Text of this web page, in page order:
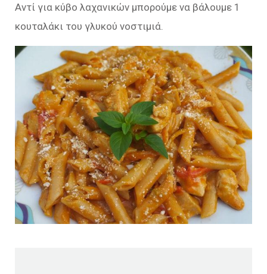
Αντί για κύβο λαχανικών μπορούμε να βάλουμε 1
κουταλάκι του γλυκού νοστιμιά.